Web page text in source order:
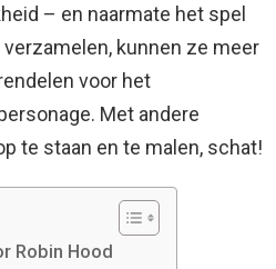
– en naarmate het spel
kunnen ze meer
voor het
Met andere
te staan ​​en te malen, schat!
Robin Hood